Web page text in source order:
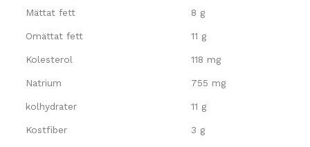
Mättat fett 8 g
Omättat fett 11 g
Kolesterol 118 mg
Natrium 755 mg
kolhydrater 11 g
Kostfiber 3 g